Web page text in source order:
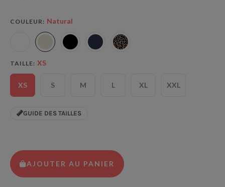
COULEUR Natural
TAILLE XS
XS S M L XL XXL
GUIDE DES TAILLES
AJOUTER AU PANIER